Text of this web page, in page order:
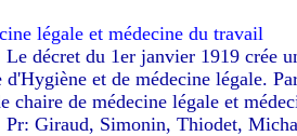
légale et médecine du travail
Le décret du 1er janvier 1919 crée
d'Hygiène et de médecine légale.
chaire de médecine légale et
Pr: Giraud, Simonin, Thiodet,